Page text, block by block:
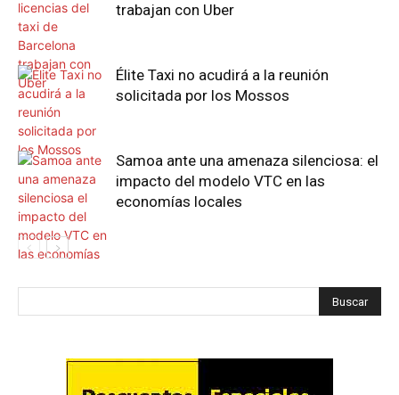
trabajan con Uber
Élite Taxi no acudirá a la reunión
solicitada por los Mossos
Samoa ante una amenaza silenciosa: el
impacto del modelo VTC en las
economías locales